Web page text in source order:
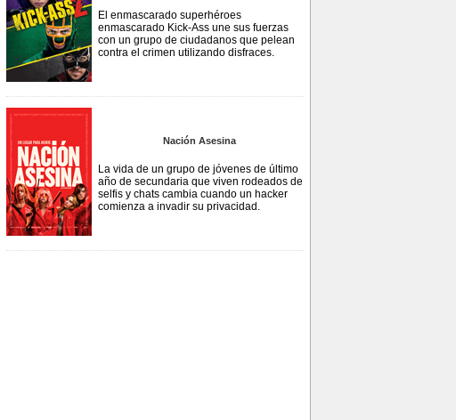
El enmascarado superhéroes
enmascarado Kick-Ass une sus fuerzas
con un grupo de ciudadanos que pelean
contra el crimen utilizando disfraces.
Nación Asesina
La vida de un grupo de jóvenes de último
año de secundaria que viven rodeados de
selfis y chats cambia cuando un hacker
comienza a invadir su privacidad.